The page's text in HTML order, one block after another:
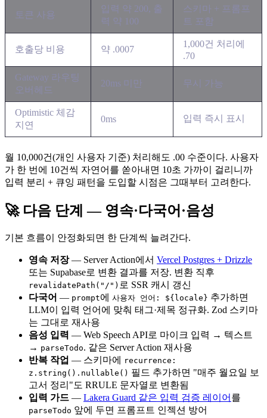
토큰 사용
입력 약 200, 출
력 약 100
스키마 + 프롬프
트 포함
호출당 비용 약 .0007
1,000건 처리에
.70
Gateway 라우팅
오버헤드
20ms 미만 무시 가능
Optimistic 체감
지연
0ms 입력 즉시 표시
월 10,000건(개인 사용자 기준) 처리해도 .00 수준이다. 사용자
가 한 번에 10건씩 자연어를 쏟아내면 10초 가까이 걸리니까
입력 분리 + 큐잉 패턴을 도입할 시점은 그때부터 고려한다.
🚀 다음 단계 — 영속·다국어·음성
기본 흐름이 안정화되면 한 단계씩 늘려간다.
영속 저장— Server Action에서 Vercel Postgres + Drizzle
또는 Supabase로 변환 결과를 저장. 변환 직후
revalidatePath("/") 로 SSR 캐시 갱신
다국어 — prompt에 사용자 언어: ${locale} 추가하면
LLM이 입력 언어에 맞춰 태그·제목 정규화. Zod 스키마
는 그대로 재사용
음성 입력 — Web Speech API로 마이크 입력 → 텍스트
→ parseTodo. 같은 Server Action 재사용
반복 작업 — 스키마에
recurrence:
z.string().nullable() 필드 추가하면 "매주 월요일 보
고서 정리"도 RRULE 문자열로 변환됨
입력 가드 — Lakera Guard 같은 입력 검증 레이어 를
parseTodo 앞에 두면 프롬프트 인젝션 방어